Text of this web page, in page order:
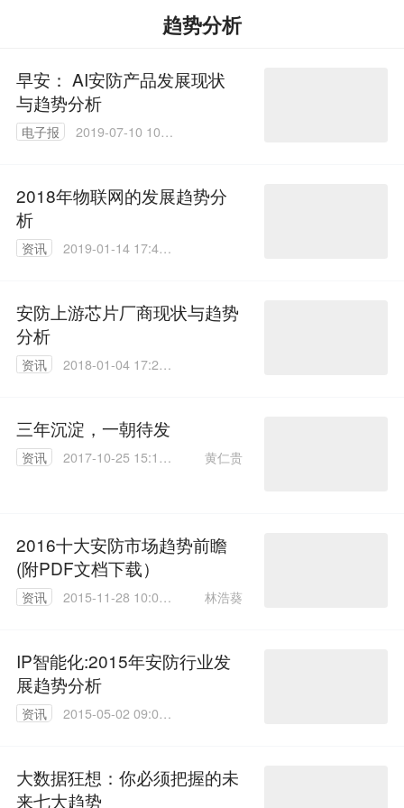
趋势分析
早安： AI安防产品发展现状
与趋势分析
电子报
2019-07-10 10:5
2018年物联网的发展趋势分
析
资讯
2019-01-14 17:46:
安防上游芯片厂商现状与趋势
分析
资讯
2018-01-04 17:20:
三年沉淀，一朝待发
资讯
2017-10-25 15:18:
黄仁贵
2016十大安防市场趋势前瞻
(附PDF文档下载）
资讯
2015-11-28 10:00:
林浩葵
IP智能化:2015年安防行业发
展趋势分析
资讯
2015-05-02 09:00:
大数据狂想：你必须把握的未
来七大趋势